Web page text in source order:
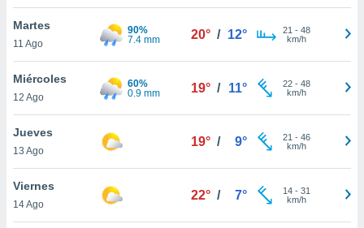
de
cookies
aceptar
Martes
11 Ago
90%
7.4 mm
20° / 12° 21 - 48
km/h
Miércoles
12 Ago
60%
0.9 mm
19° / 11° 22- 48
km/h
Jueves
13 Ago
19° / 9° 21 - 46
km/h
Viernes
14 Ago
22° / 7° 14- 31
km/h